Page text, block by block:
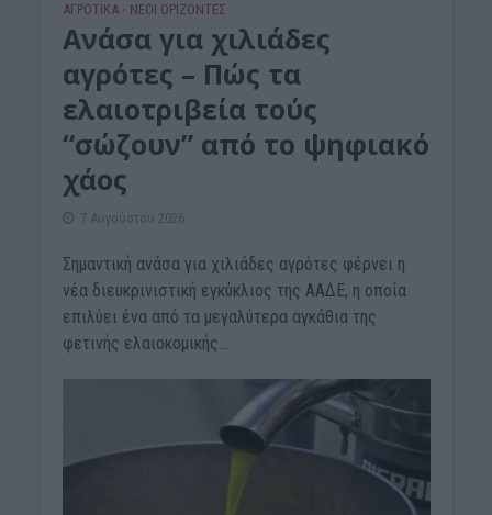
ΑΓΡΟΤΙΚΑ • ΝΕΟΙ ΟΡΙΖΟΝΤΕΣ
Ανάσα για χιλιάδες
αγρότες – Πώς τα
ελαιοτριβεία τούς
“σώζουν” από το ψηφιακό
χάος
7 Αυγούστου 2026
Σημαντική ανάσα για χιλιάδες αγρότες φέρνει η
νέα διευκρινιστική εγκύκλιος της ΑΑΔΕ, η οποία
επιλύει ένα από τα μεγαλύτερα αγκάθια της
φετινής ελαιοκομικής...